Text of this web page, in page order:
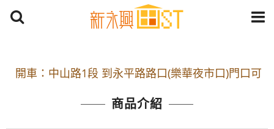
停車
捷運： 中和線【頂溪站 2 號出口】往中山路1段139
商品介紹